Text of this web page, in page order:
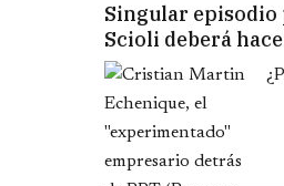
Singular episodio
Scioli deberá